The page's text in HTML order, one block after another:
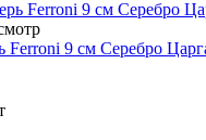
Ferroni 9 см Серебро